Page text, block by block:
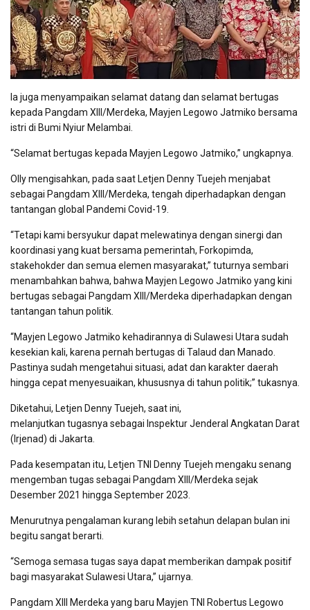
Ia juga menyampaikan selamat datang dan selamat bertugas
kepada Pangdam XIII/Merdeka, Mayjen Legowo Jatmiko bersama
istri di Bumi Nyiur Melambai.
“Selamat bertugas kepada Mayjen Legowo Jatmiko,” ungkapnya.
Olly mengisahkan, pada saat Letjen Denny Tuejeh menjabat
sebagai Pangdam XIII/Merdeka, tengah diperhadapkan dengan
tantangan global Pandemi Covid-19.
“Tetapi kami bersyukur dapat melewatinya dengan sinergi dan
koordinasi yang kuat bersama pemerintah, Forkopimda,
stakehokder dan semua elemen masyarakat,” tuturnya sembari
menambahkan bahwa, bahwa Mayjen Legowo Jatmiko yang kini
bertugas sebagai Pangdam XIII/Merdeka diperhadapkan dengan
tantangan tahun politik.
“Mayjen Legowo Jatmiko kehadirannya di Sulawesi Utara sudah
kesekian kali, karena pernah bertugas di Talaud dan Manado.
Pastinya sudah mengetahui situasi, adat dan karakter daerah
hingga cepat menyesuaikan, khususnya di tahun politik;” tukasnya.
Diketahui, Letjen Denny Tuejeh, saat ini,
melanjutkan tugasnya sebagai Inspektur Jenderal Angkatan Darat
(Irjenad) di Jakarta.
Pada kesempatan itu, Letjen TNI Denny Tuejeh mengaku senang
mengemban tugas sebagai Pangdam XIII/Merdeka sejak
Desember 2021 hingga September 2023.
Menurutnya pengalaman kurang lebih setahun delapan bulan ini
begitu sangat berarti.
“Semoga semasa tugas saya dapat memberikan dampak positif
bagi masyarakat Sulawesi Utara,” ujarnya.
Pangdam XIII Merdeka yang baru Mayjen TNI Robertus Legowo